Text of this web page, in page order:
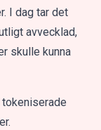
I dag tar det
avvecklad,
skulle kunna